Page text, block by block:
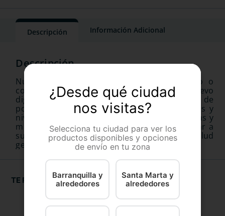
Descripción Información Adicional
Nutra Nuggets - Profesionall, combina pollo o
cordero con proteína de alta calidad con huevo
digestible para una nutrición óptima. grasa de
pollo de alta digestibilidad, cereales integrales y
niveles científicamente formulados de vitaminas y
minerales trabajando juntos para proporcionar a
su mascota la nutrición ideal para una buena salud
general.
TE RECOMENDAMOS
¿Desde qué ciudad
nos visitas?
Selecciona tu ciudad para ver los
productos disponibles y opciones
de envío en tu zona
Barranquilla y
alrededores
Santa Marta y
alrededores